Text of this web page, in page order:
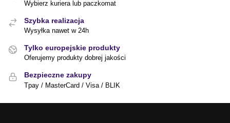
Wybierz kuriera lub paczkomat
Szybka realizacja
Wysyłka nawet w 24h
Tylko europejskie produkty
Oferujemy produkty dobrej jakości
Bezpieczne zakupy
Tpay / MasterCard / Visa / BLIK